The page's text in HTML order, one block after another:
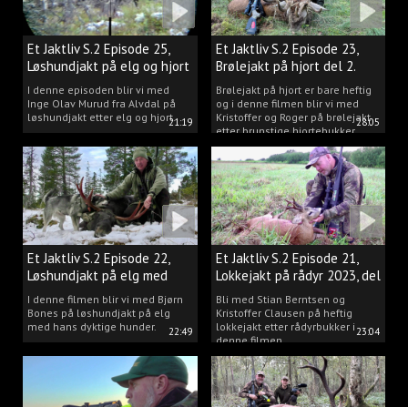
21:19
Et Jaktliv S.2 Episode 25,
Løshundjakt på elg og hjort
i Norge.
I denne episoden blir vi med
Inge Olav Murud fra Alvdal på
løshundjakt etter elg og hjort.
28:05
Et Jaktliv S.2 Episode 23,
Brølejakt på hjort del 2.
Brølejakt på hjort er bare heftig
og i denne filmen blir vi med
Kristoffer og Roger på brølejakt
etter brunstige hjortebukker.
22:49
Et Jaktliv S.2 Episode 22,
Løshundjakt på elg med
Bjørn Bones
I denne filmen blir vi med Bjørn
Bones på løshundjakt på elg
med hans dyktige hunder.
23:04
Et Jaktliv S.2 Episode 21,
Lokkejakt på rådyr 2023, del
3.
Bli med Stian Berntsen og
Kristoffer Clausen på heftig
lokkejakt etter rådyrbukker i
denne filmen.